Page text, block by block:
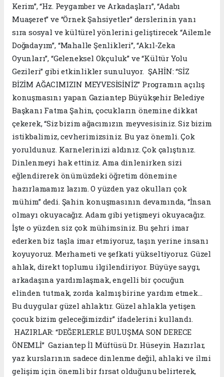
Kerim”, “Hz. Peygamber ve Arkadaşları”, “Adabı
Muaşeret” ve “Örnek Şahsiyetler” derslerinin yanı
sıra sosyal ve kültürel yönlerini geliştirecek “Ailemle
Doğadayım”, “Mahalle Şenlikleri”, “Akıl-Zeka
Oyunları”, “Geleneksel Okçuluk” ve “Kültür Yolu
Gezileri” gibi etkinlikler sunuluyor. ŞAHİN: “SİZ
BİZİM AĞACIMIZIN MEYVESİSİNİZ” Programın açılış
konuşmasını yapan Gaziantep Büyükşehir Belediye
Başkanı Fatma Şahin, çocukların önemine dikkat
çekerek, “Siz bizim ağacımızın meyvesisiniz. Siz bizim
istikbalimiz, cevherimizsiniz. Bu yaz önemli. Çok
yoruldunuz. Karnelerinizi aldınız. Çok çalıştınız.
Dinlenmeyi hak ettiniz. Ama dinlenirken sizi
eğlendirerek önümüzdeki öğretim dönemine
hazırlamamız lazım. O yüzden yaz okulları çok
mühim” dedi. Şahin konuşmasının devamında, “İnsan
olmayı okuyacağız. Adam gibi yetişmeyi okuyacağız.
İşte o yüzden siz çok mühimsiniz. Bu şehri imar
ederken biz taşla imar etmiyoruz, taşın yerine insanı
koyuyoruz. Merhameti ve şefkati yükseltiyoruz. Güzel
ahlak, direkt toplumu ilgilendiriyor. Büyüye saygı,
arkadaşına yardımlaşmak, engelli bir çocuğun
elinden tutmak, zorda kalmış birine yardım etmek…
Bu duygular güzel ahlaktır. Güzel ahlakla yetişen
çocuk bizim geleceğimizdir” ifadelerini kullandı.
HAZIRLAR: “DEĞERLERLE BULUŞMA SON DERECE
ÖNEMLİ” Gaziantep İl Müftüsü Dr. Hüseyin Hazırlar,
yaz kurslarının sadece dinlenme değil, ahlaki ve ilmi
gelişim için önemli bir fırsat olduğunu belirterek,